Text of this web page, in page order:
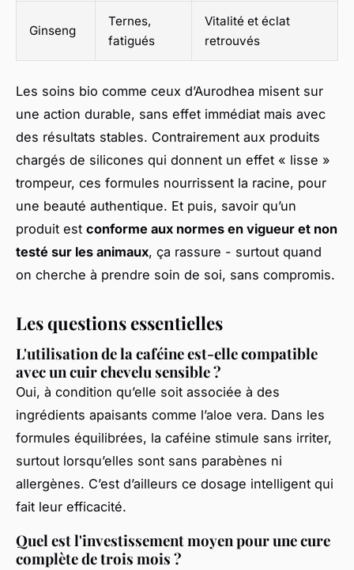
Ginseng
Ternes,
fatigués
Vitalité et éclat
retrouvés
Les soins bio comme ceux d’Aurodhea misent sur
une action durable, sans effet immédiat mais avec
des résultats stables. Contrairement aux produits
chargés de silicones qui donnent un effet « lisse »
trompeur, ces formules nourrissent la racine, pour
une beauté authentique. Et puis, savoir qu’un
produit est conforme aux normes en vigueur et non
testé sur les animaux, ça rassure - surtout quand
on cherche à prendre soin de soi, sans compromis.
Les questions essentielles
L'utilisation de la caféine est-elle compatible
avec un cuir chevelu sensible ?
Oui, à condition qu’elle soit associée à des
ingrédients apaisants comme l’aloe vera. Dans les
formules équilibrées, la caféine stimule sans irriter,
surtout lorsqu’elles sont sans parabènes ni
allergènes. C’est d’ailleurs ce dosage intelligent qui
fait leur efficacité.
Quel est l'investissement moyen pour une cure
complète de trois mois ?